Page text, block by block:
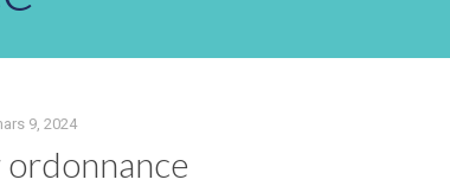
9, 2024